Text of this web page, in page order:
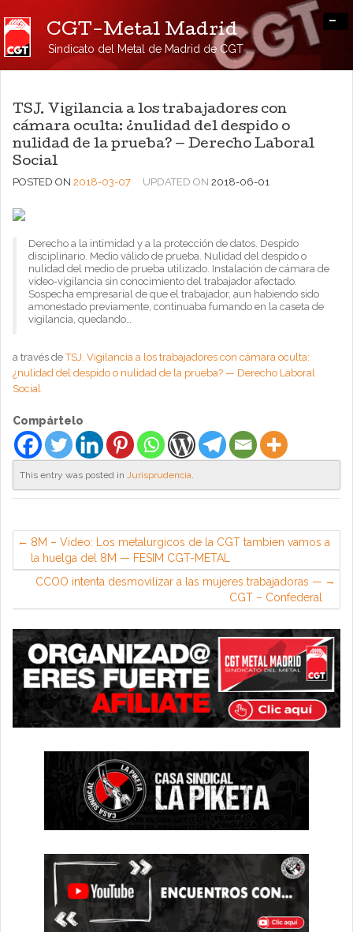
CGT-Metal Madrid
Sindicato del Metal de Madrid de CGT
-
TSJ. Vigilancia a los trabajadores con
cámara oculta: ¿nulidad del despido o
nulidad de la prueba? — Derecho Laboral
Social
POSTED ON 2018-03-07 UPDATED ON 2018-06-01
Derecho a la intimidad y a la protección de datos. Despido
disciplinario. Medio válido de prueba. Nulidad del despido o
nulidad del medio de prueba utilizado. Instalación de cámara de
video-vigilancia sin conocimiento del trabajador afectado.
Sospecha empresarial de que el trabajador, aun habiendo sido
amonestado previamente, continuaba fumando en la caseta de
vigilancia, quedando…
a través deTSJ. Vigilancia a los trabajadores con cámara oculta:
¿nulidad del despido o nulidad de la prueba? — Derecho Laboral
Social
Compártelo
This entry was posted in Jurisprudencia.
8M – Video: Los metalurgicos de la CGT tambien vamos a
la huelga del 8M — FESIM CGT-METAL
CCOO intenta desmovilizar a las mujeres trabajadoras —
CGT – Confederal